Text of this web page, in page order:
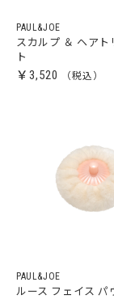
PAUL&JOE
スカルプ ＆ ヘアト
ト
￥3,520
PAUL&JOE
ルース フェイス パ